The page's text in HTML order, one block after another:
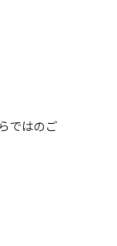
ではのご